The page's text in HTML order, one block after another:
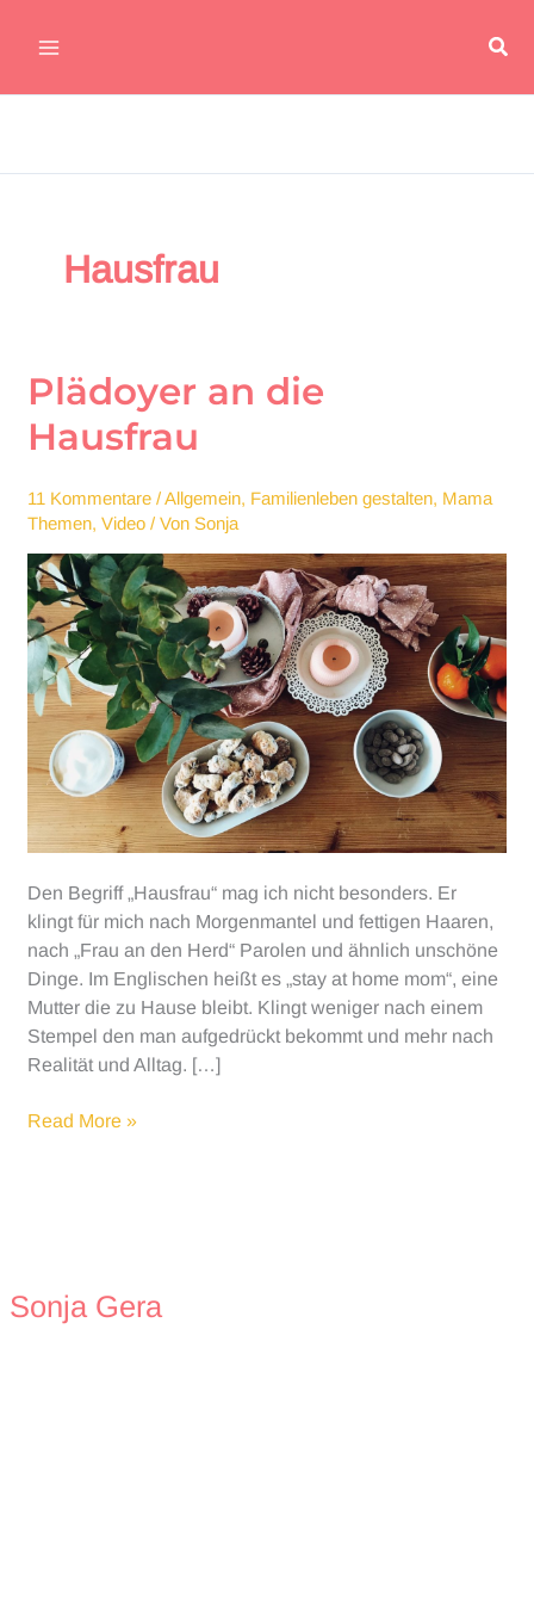
Inhalt
Hausfrau
Plädoyer an die
Hausfrau
11 Kommentare /Allgemein, Familienleben gestalten, Mama
Themen,Video / VonSonja
Den Begriff „Hausfrau“ mag ich nicht besonders. Er
klingt für mich nach Morgenmantel und fettigen Haaren,
nach „Frau an den Herd“ Parolen und ähnlich unschöne
Dinge. Im Englischen heißt es „stay at home mom“, eine
Mutter die zu Hause bleibt. Klingt weniger nach einem
Stempel den man aufgedrückt bekommt und mehr nach
Realität und Alltag. […]
Plädoyer
Read More »
Sonja Gera